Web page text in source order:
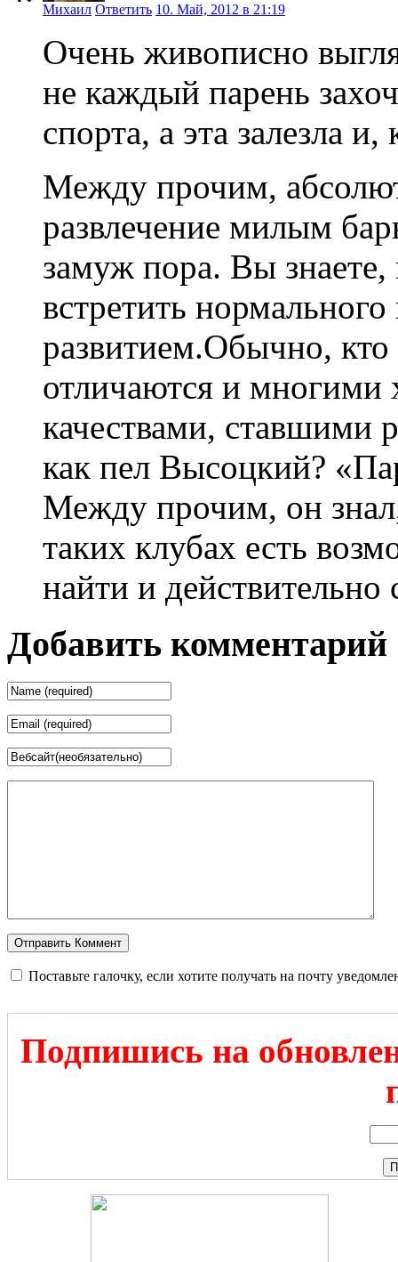
Михаил Ответить 10. Май, 2012 в 21:19
Очень живописно
не каждый парень
спорта, а эта залезла
Между прочим,
развлечение милым
замуж пора. Вы знаете,
встретить
развитием.Обычно, кто
отличаются и
качествами,
как пел Высоцкий?
Между прочим, он
таких клубах есть
найти и
Добавить комментарий
Поставьте галочку, если хотите получать на почту
Подпишись на